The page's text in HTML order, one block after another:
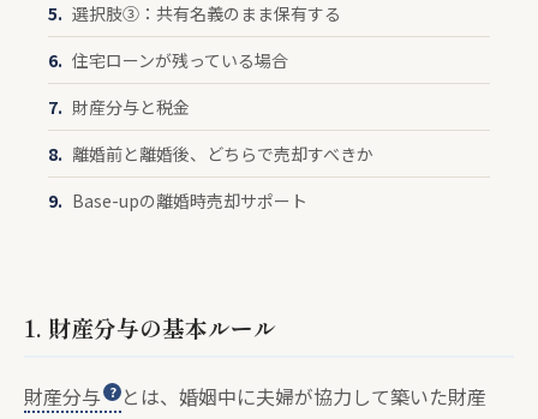
選択肢③：共有名義のまま保有する
住宅ローンが残っている場合
財産分与と税金
離婚前と離婚後、どちらで売却すべきか
Base-upの離婚時売却サポート
1. 財産分与の基本ルール
財産分与
とは、婚姻中に夫婦が協力して築いた財産